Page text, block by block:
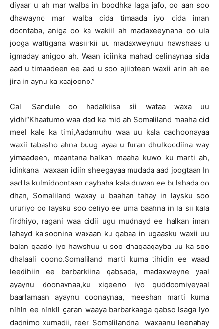
diyaar u ah mar walba in boodhka laga jafo, oo aan soo
dhawayno mar walba cida timaada iyo cida iman
doontaba, aniga oo ka wakiil ah madaxeeynaha oo ula
jooga waftigana wasiirkii uu madaxweynuu hawshaas u
igmaday anigoo ah. Waan idiinka mahad celinaynaa sida
aad u timaadeen ee aad u soo ajiibteen waxii arin ah ee
jira in aynu ka xaajoono.”
Cali Sandule oo hadalkiisa sii wataa waxa uu
yidhi“Khaatumo waa dad ka mid ah Somaliland maaha cid
meel kale ka timi,Aadamuhu waa uu kala cadhoonayaa
waxii tabasho ahna buug ayaa u furan dhulkoodiina way
yimaadeen, maantana halkan maaha kuwo ku marti ah,
idinkana waxaan idiin sheegayaa mudada aad joogtaan In
aad la kulmidoontaan qaybaha kala duwan ee bulshada oo
dhan, Somaliland waxay u baahan tahay in laysku soo
ururiyo oo laysku soo celiyo ee uma baahna in la sii kala
firdhiyo, ragani waa cidii ugu mudnayd ee halkan iman
lahayd kalsoonina waxaan ku qabaa in ugaasku waxii uu
balan qaado iyo hawshuu u soo dhaqaaqayba uu ka soo
dhalaali doono.Somaliland marti kuma tihidin ee waad
leedihiin ee barbarkiina qabsada, madaxweyne yaal
ayaynu doonaynaa,ku xigeeno iyo guddoomiyeyaal
baarlamaan ayaynu doonaynaa, meeshan marti kuma
nihin ee ninkii garan waaya barbarkaaga qabso isaga iyo
dadnimo xumadii, reer Somalilandna waxaanu leenahay